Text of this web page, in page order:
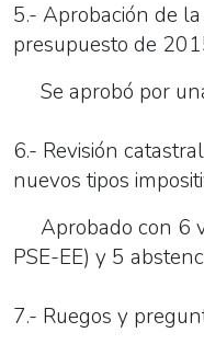
5.- Aprobación de
presupuesto de
Se aprobó por
6.- Revisión
nuevos tipos
Aprobado con 6
PSE-EE) y 5
7.- Ruegos y